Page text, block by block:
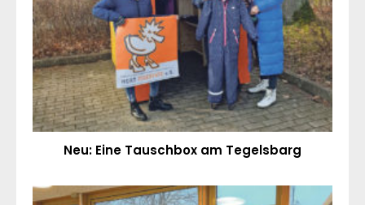
Neu: Eine Tauschbox am Tegelsbarg